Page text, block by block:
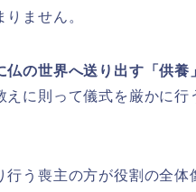
ません。
仏の世界へ送り出す「供
えに則って儀式を厳かに
行う喪主の方が役割の全